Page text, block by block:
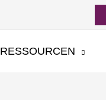
RESSOURCEN